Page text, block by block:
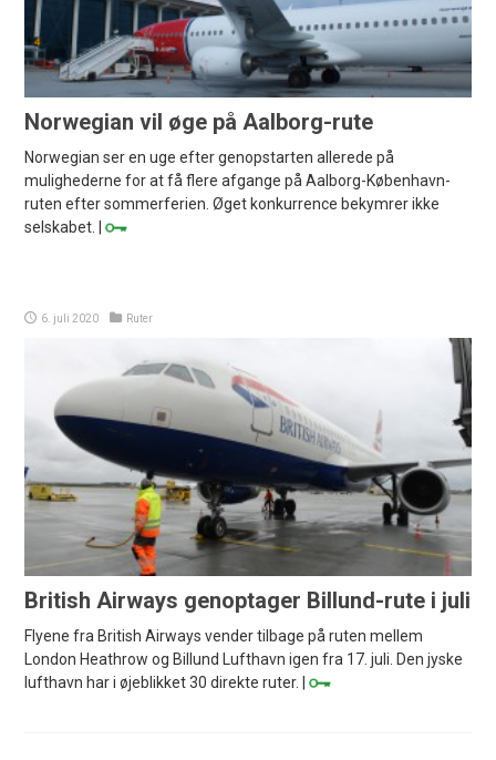
Norwegian vil øge på Aalborg-rute
Norwegian ser en uge efter genopstarten allerede på
mulighederne for at få flere afgange på Aalborg-København-
ruten efter sommerferien. Øget konkurrence bekymrer ikke
selskabet. |
6. juli 2020 Ruter
British Airways genoptager Billund-rute i juli
Flyene fra British Airways vender tilbage på ruten mellem
London Heathrow og Billund Lufthavn igen fra 17. juli. Den jyske
lufthavn har i øjeblikket 30 direkte ruter. |